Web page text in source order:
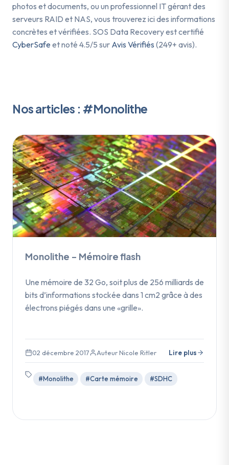
photos et documents, ou un professionnel IT gérant des
serveurs RAID et NAS, vous trouverez ici des informations
concrètes et vérifiées. SOS Data Recovery est certifié
CyberSafe et noté 4.5/5 sur Avis Vérifiés (249+ avis).
Nos articles : #Monolithe
Monolithe – Mémoire flash
Une mémoire de 32 Go, soit plus de 256 milliards de
bits d’informations stockée dans 1 cm2 grâce à des
électrons piégés dans une «grille».
02 décembre 2017 Auteur Nicole Ritler Lire plus
#Monolithe #Carte mémoire #SDHC